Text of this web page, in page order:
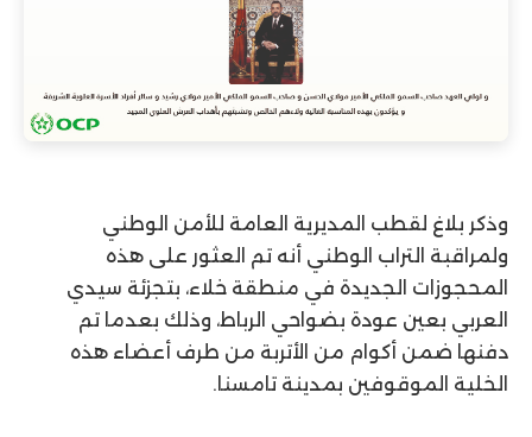
وذكر بلاغ لقطب المديرية العامة للأمن الوطني
ولمراقبة التراب الوطني أنه تم العثور على هذه
المحجوزات الجديدة في منطقة خلاء، بتجزئة سيدي
العربي بعين عودة بضواحي الرباط، وذلك بعدما تم
دفنها ضمن أكوام من الأتربة من طرف أعضاء هذه
الخلية الموقوفين بمدينة تامسنا.